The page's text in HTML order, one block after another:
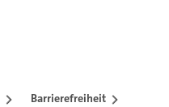
Barrierefreiheit